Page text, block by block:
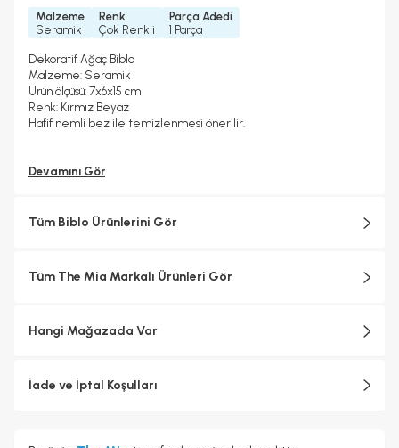
Malzeme
Seramik
Renk
Çok Renkli
Parça Adedi
1 Parça
Dekoratif Ağaç Biblo
Malzeme: Seramik
Ürün ölçüsü: 7x6x15 cm
Renk: Kırmız Beyaz
Hafif nemli bez ile temizlenmesi önerilir.
Devamını Gör
Tüm Biblo Ürünlerini Gör
Tüm The Mia Markalı Ürünleri Gör
Hangi Mağazada Var
İade ve İptal Koşulları